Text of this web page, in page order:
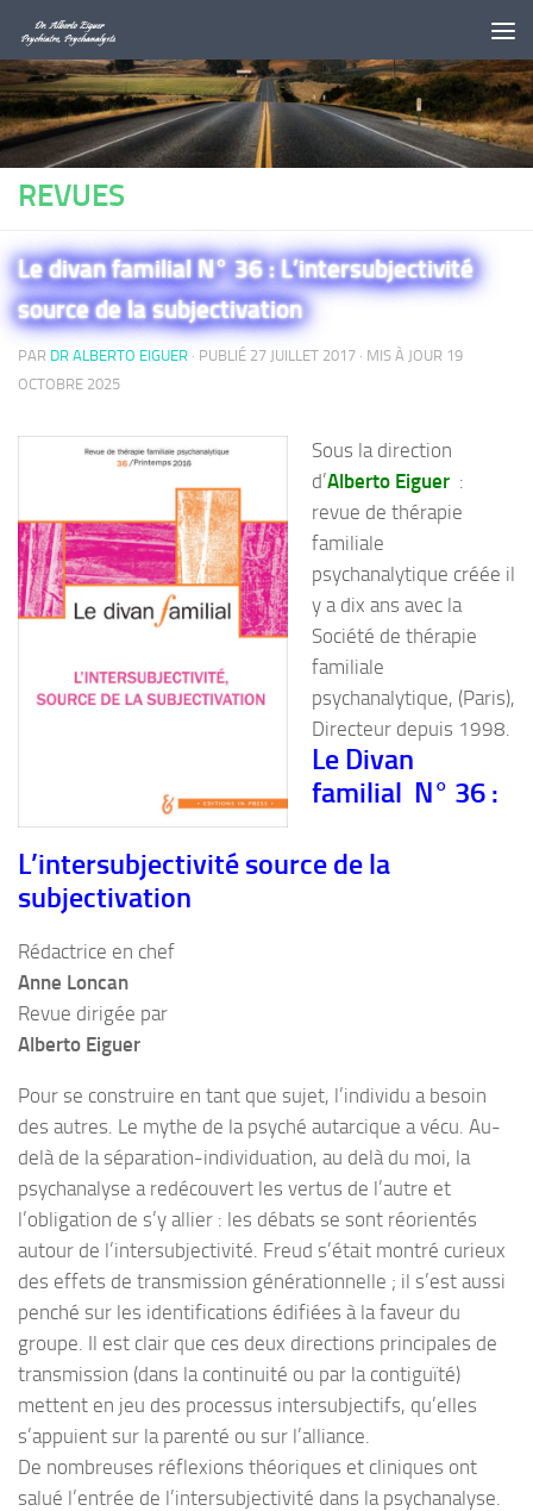
Au dessous du contenu
REVUES
Le divan familial N° 36 : L’intersubjectivité
source de la subjectivation
PAR DR ALBERTO EIGUER · PUBLIÉ 27 JUILLET 2017 · MIS À JOUR 19
OCTOBRE 2025
Sous la direction
d’Alberto Eiguer :
revue de thérapie
familiale
psychanalytique créée il
y a dix ans avec la
Société de thérapie
familiale
psychanalytique, (Paris),
Directeur depuis 1998.
Le Divan
familial N° 36 :
L’intersubjectivité source de la
subjectivation
Rédactrice en chef
Anne Loncan
Revue dirigée par
Alberto Eiguer
Pour se construire en tant que sujet, l’individu a besoin
des autres. Le mythe de la psyché autarcique a vécu. Au-
delà de la séparation-individuation, au delà du moi, la
psychanalyse a redécouvert les vertus de l’autre et
l’obligation de s’y allier : les débats se sont réorientés
autour de l’intersubjectivité. Freud s’était montré curieux
des effets de transmission générationnelle ; il s’est aussi
penché sur les identifications édifiées à la faveur du
groupe. Il est clair que ces deux directions principales de
transmission (dans la continuité ou par la contiguïté)
mettent en jeu des processus intersubjectifs, qu’elles
s’appuient sur la parenté ou sur l’alliance.
De nombreuses réflexions théoriques et cliniques ont
salué l’entrée de l’intersubjectivité dans la psychanalyse.